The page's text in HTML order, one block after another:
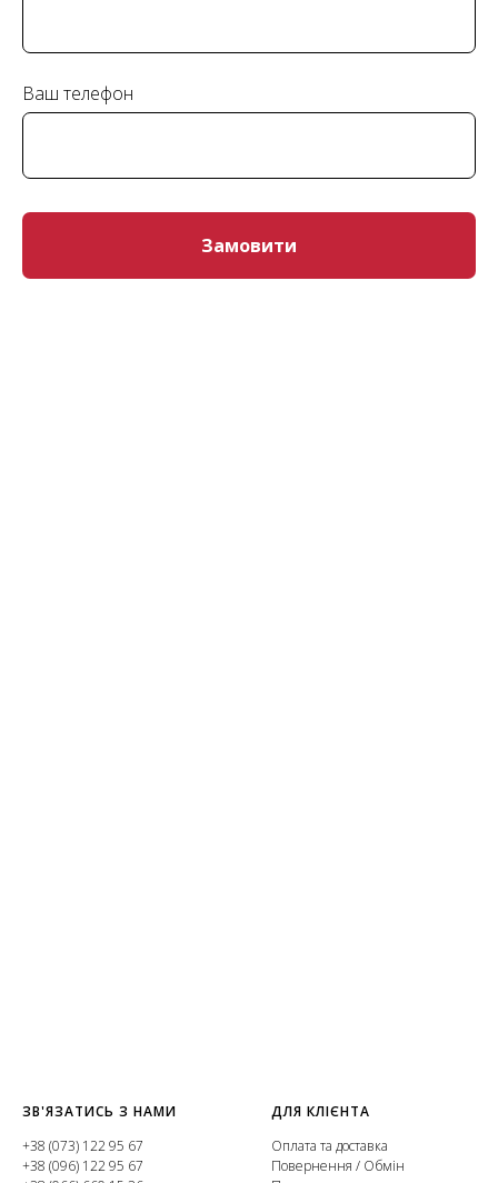
Ваш телефон
Замовити
ЗВ'ЯЗАТИСЬ З НАМИ
+38 (073) 122 95 67
+38 (096) 122 95 67
ДЛЯ КЛІЄНТА
Оплата та доставка
Повернення / Обмін